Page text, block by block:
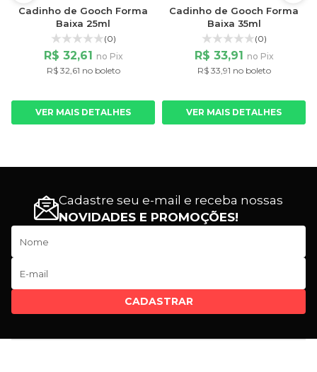
Cadinho de Gooch Forma
Baixa 25ml
(0)
R$ 32,61
no Pix
R$ 32,61 no boleto
VER MAIS DETALHES
Cadinho de Gooch Forma
Baixa 35ml
(0)
R$ 33,91
no Pix
R$ 33,91 no boleto
VER MAIS DETALHES
Cadastre seu e-mail e receba nossas
NOVIDADES E PROMOÇÕES!
CADASTRAR